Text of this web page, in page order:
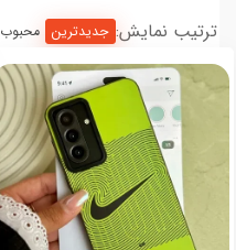
ترتیب نمایش: جدیدترین